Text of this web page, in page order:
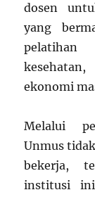
dosen
yang
ekonomi
Melalui
Unmus
bekerja,
institusi